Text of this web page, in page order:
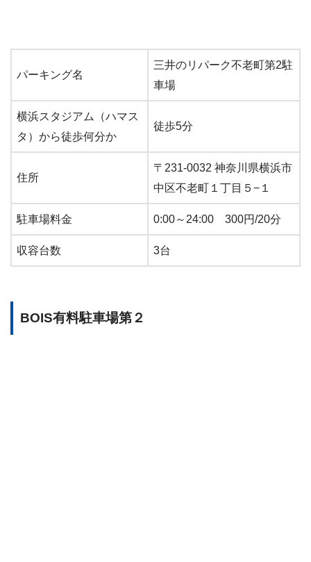
パーキング名
三井のリパーク不老町第2駐
車場
横浜スタジアム（ハマス
タ）から徒歩何分か
徒歩5分
住所
〒231-0032 神奈川県横浜市
中区不老町１丁目５−１
駐車場料金 0:00～24:00 300円/20分
収容台数 3台
BOIS有料駐車場第２